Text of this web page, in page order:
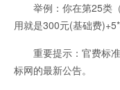
举例：你在第25类（
用就是300元(基础费
重要提示：官费标准
标网的最新公告。